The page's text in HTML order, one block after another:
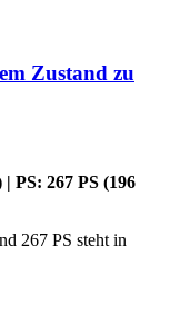
Zustand zu
PS: 267 PS (196
267 PS steht in